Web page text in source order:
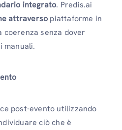
integrato. Predis.ai
attraverso piattaforme in
coerenza senza dover
manuali.
post-evento utilizzando
ciò che è